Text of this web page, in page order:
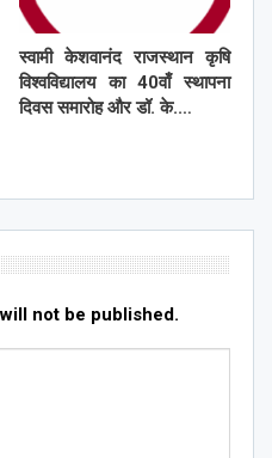
स्वामी केशवानंद राजस्थान कृषि
विश्वविद्यालय का 40वाँ स्थापना
दिवस समारोह और डॉ. के.…
not be published.